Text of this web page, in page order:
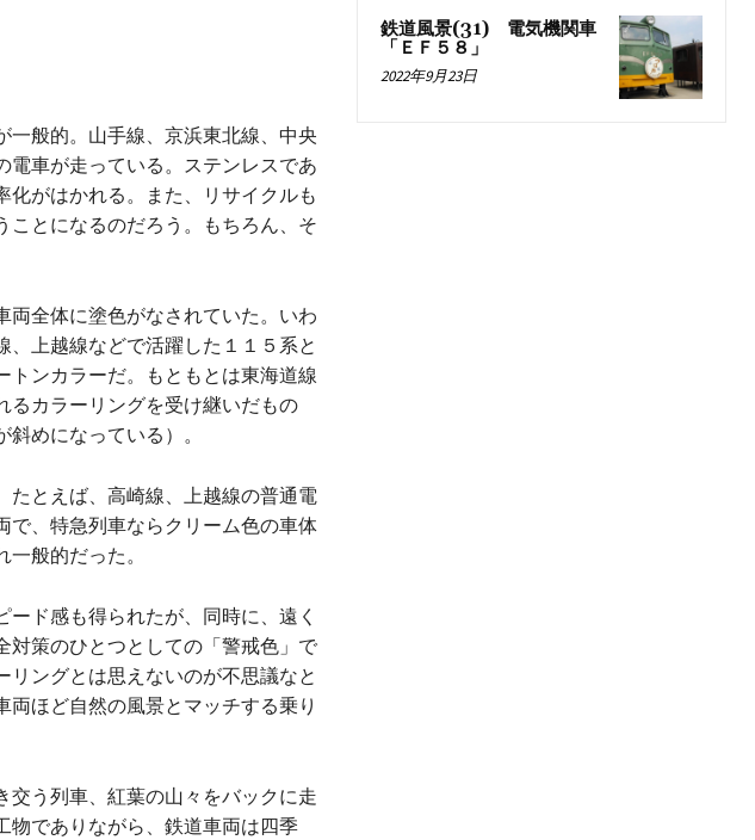
般的。山手線、京浜東北線、中央
電車が走っている。ステンレスであ
がはかれる。また、リサイクルも
ことになるのだろう。もちろん、そ
全体に塗色がなされていた。いわ
上越線などで活躍した１１５系と
トンカラーだ。もともとは東海道線
るカラーリングを受け継いだもの
めになっている）。
とえば、高崎線、上越線の普通電
で、特急列車ならクリーム色の車体
般的だった。
ド感も得られたが、同時に、遠く
対策のひとつとしての「警戒色」で
リングとは思えないのが不思議なと
ほど自然の風景とマッチする乗り
う列車、紅葉の山々をバックに走
でありながら、鉄道車両は四季
鉄道風景(31) 電気機関車
「ＥＦ５８」
2022年9月23日